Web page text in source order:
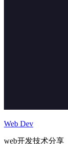
Web Dev
web开发技术分享